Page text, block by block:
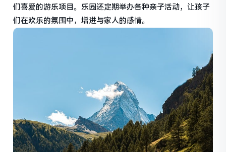
们喜爱的游乐项目。乐园还定期举办各种亲子活动，让孩子
们在欢乐的氛围中，增进与家人的感情。